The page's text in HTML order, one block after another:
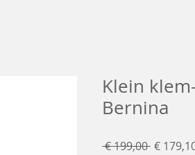
Klein
Bernina
€ 199,00 Normale
€